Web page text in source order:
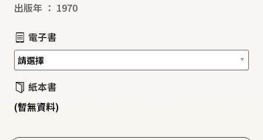
出版年 ： 1970
電子書
紙本書
(暫無資料)